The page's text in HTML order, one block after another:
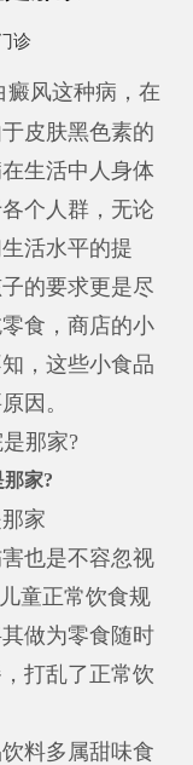
诊
癜风这种病，在
皮肤黑色素的
生活中人身体
个人群，无论
活水平的提
的要求更是尽
食，商店的小
，这些小食品
因。
家?
家
也是不容忽视
童正常饮食规
做为零食随时
打乱了正常饮
料多属甜味食